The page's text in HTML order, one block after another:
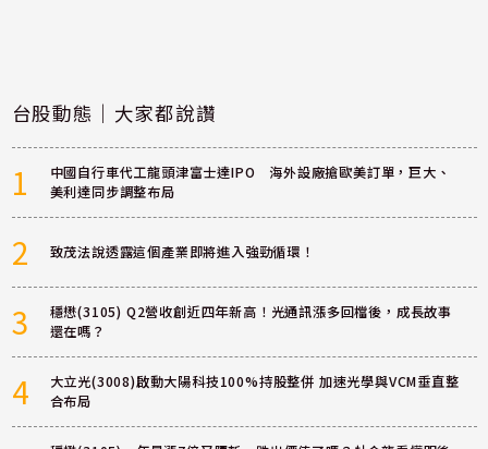
台股動態｜大家都說讚
1
中國自行車代工龍頭津富士達IPO 海外設廠搶歐美訂單，巨大、
美利達同步調整布局
2 致茂法說透露這個產業即將進入強勁循環！
3
穩懋(3105) Q2營收創近四年新高！光通訊漲多回檔後，成長故事
還在嗎？
4
大立光(3008)啟動大陽科技100%持股整併 加速光學與VCM垂直整
合布局